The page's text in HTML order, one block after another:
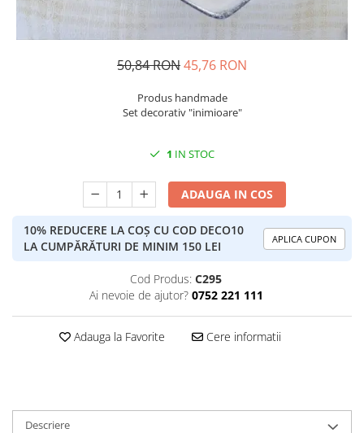
50,84 RON45,76 RON
Produs handmade
Set decorativ "inimioare"
1 IN STOC
ADAUGA IN COS
10% REDUCERE LA COȘ CU COD DECO10
LA CUMPĂRĂTURI DE MINIM 150 LEI
APLICA CUPON
Cod Produs: C295
Ai nevoie de ajutor? 0752 221 111
Adauga la Favorite Cere informatii
Descriere